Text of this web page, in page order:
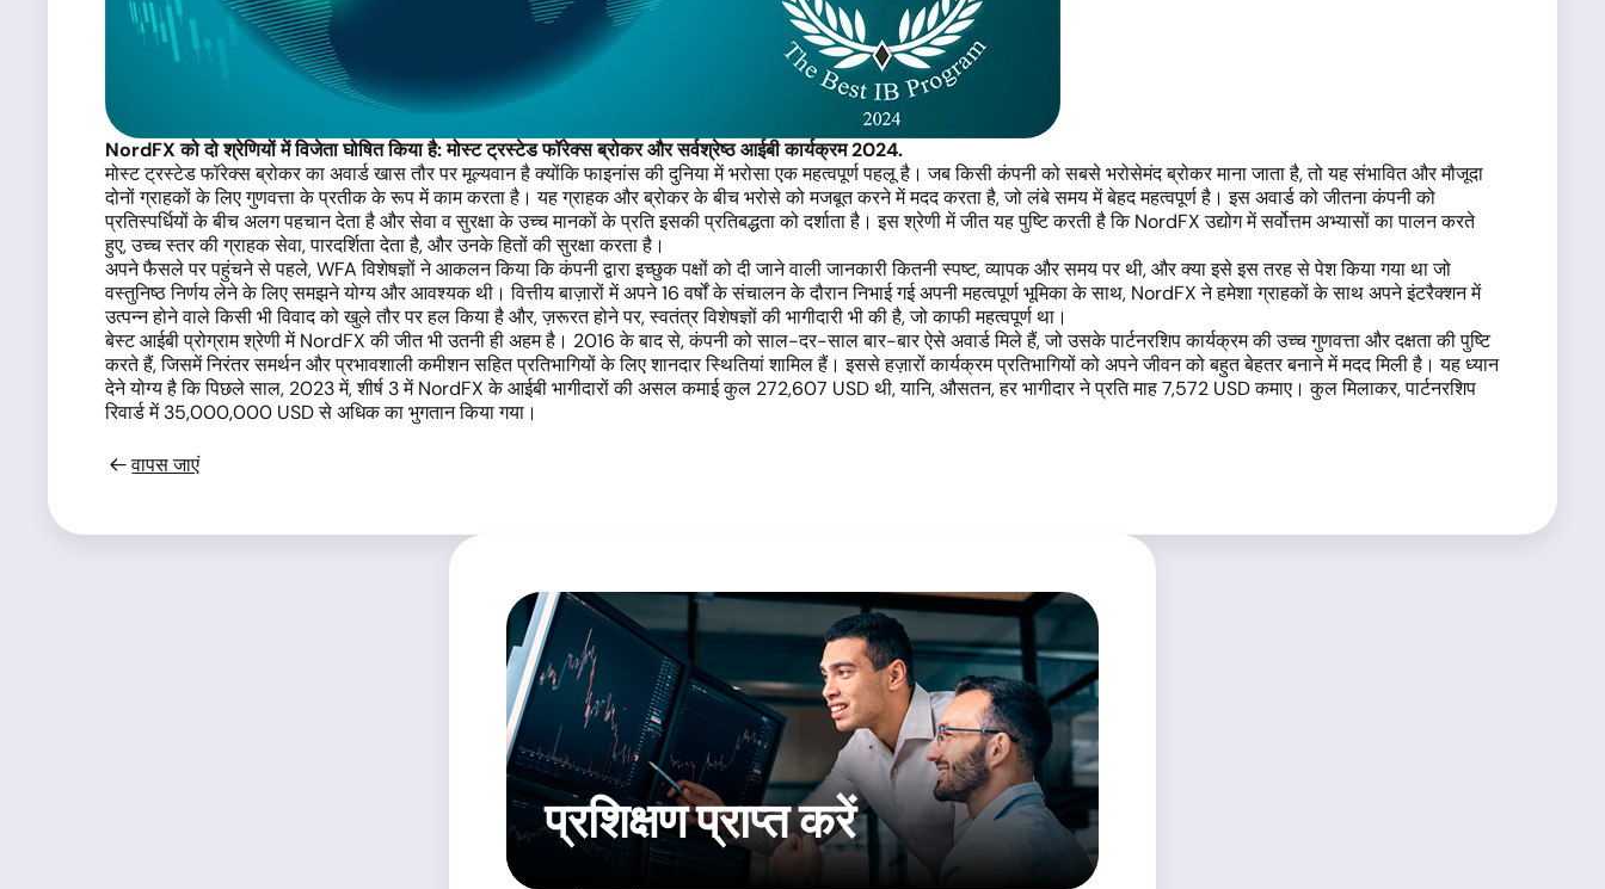
NordFX को दो श्रेणियों में विजेता घोषित किया है: मोस्ट ट्रस्टेड फॉरेक्स ब्रोकर और सर्वश्रेष्ठ आईबी कार्यक्रम 2024.
मोस्ट ट्रस्टेड फॉरेक्स ब्रोकर का अवार्ड खास तौर पर मूल्यवान है क्योंकि फाइनांस की दुनिया में भरोसा एक महत्वपूर्ण पहलू है। जब किसी कंपनी को सबसे भरोसेमंद ब्रोकर माना जाता है, तो यह संभावित और मौजूदा
दोनों ग्राहकों के लिए गुणवत्ता के प्रतीक के रूप में काम करता है। यह ग्राहक और ब्रोकर के बीच भरोसे को मजबूत करने में मदद करता है, जो लंबे समय में बेहद महत्वपूर्ण है। इस अवार्ड को जीतना कंपनी को
प्रतिस्पर्धियों के बीच अलग पहचान देता है और सेवा व सुरक्षा के उच्च मानकों के प्रति इसकी प्रतिबद्धता को दर्शाता है। इस श्रेणी में जीत यह पुष्टि करती है कि NordFX उद्योग में सर्वोत्तम अभ्यासों का पालन करते
हुए, उच्च स्तर की ग्राहक सेवा, पारदर्शिता देता है, और उनके हितों की सुरक्षा करता है।
अपने फैसले पर पहुंचने से पहले, WFA विशेषज्ञों ने आकलन किया कि कंपनी द्वारा इच्छुक पक्षों को दी जाने वाली जानकारी कितनी स्पष्ट, व्यापक और समय पर थी, और क्या इसे इस तरह से पेश किया गया था जो
वस्तुनिष्ठ निर्णय लेने के लिए समझने योग्य और आवश्यक थी। वित्तीय बाज़ारों में अपने 16 वर्षों के संचालन के दौरान निभाई गई अपनी महत्वपूर्ण भूमिका के साथ, NordFX ने हमेशा ग्राहकों के साथ अपने इंटरैक्शन में
उत्पन्न होने वाले किसी भी विवाद को खुले तौर पर हल किया है और, ज़रूरत होने पर, स्वतंत्र विशेषज्ञों की भागीदारी भी की है, जो काफी महत्वपूर्ण था।
बेस्ट आईबी प्रोग्राम श्रेणी में NordFX की जीत भी उतनी ही अहम है। 2016 के बाद से, कंपनी को साल-दर-साल बार-बार ऐसे अवार्ड मिले हैं, जो उसके पार्टनरशिप कार्यक्रम की उच्च गुणवत्ता और दक्षता की पुष्टि
करते हैं, जिसमें निरंतर समर्थन और प्रभावशाली कमीशन सहित प्रतिभागियों के लिए शानदार स्थितियां शामिल हैं। इससे हज़ारों कार्यक्रम प्रतिभागियों को अपने जीवन को बहुत बेहतर बनाने में मदद मिली है। यह ध्यान
देने योग्य है कि पिछले साल, 2023 में, शीर्ष 3 में NordFX के आईबी भागीदारों की असल कमाई कुल 272,607 USD थी, यानि, औसतन, हर भागीदार ने प्रति माह 7,572 USD कमाए। कुल मिलाकर, पार्टनरशिप
रिवार्ड में 35,000,000 USD से अधिक का भुगतान किया गया।
वापस जाएं
प्रशिक्षण प्राप्त करें